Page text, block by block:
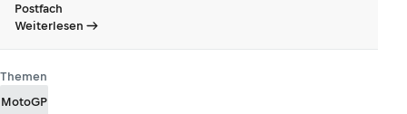
Postfach
Weiterlesen
Themen
MotoGP